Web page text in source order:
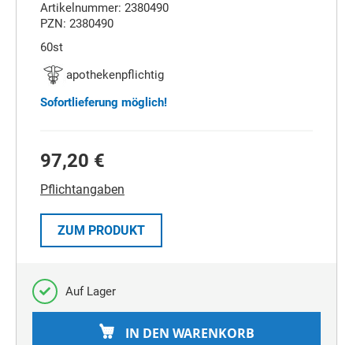
Artikelnummer: 2380490
PZN: 2380490
60st
apothekenpflichtig
Sofortlieferung möglich!
97,20 €
Pflichtangaben
ZUM PRODUKT
Auf Lager
IN DEN WARENKORB